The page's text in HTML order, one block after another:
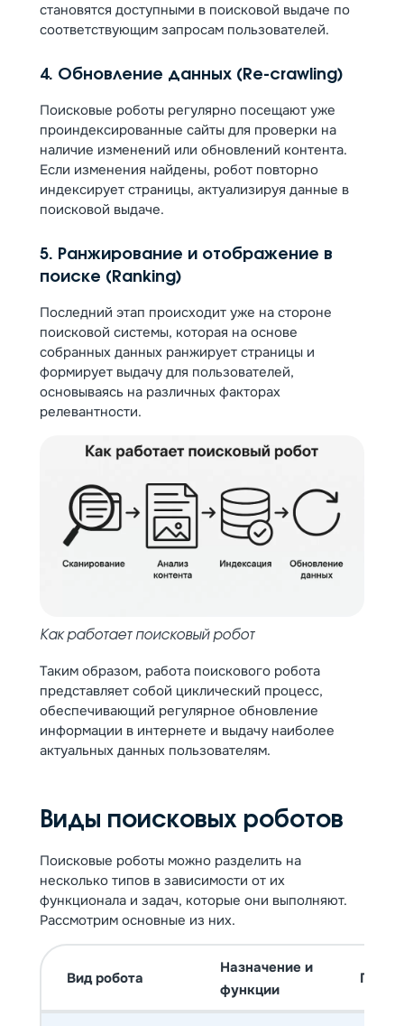
становятся доступными в поисковой выдаче по
соответствующим запросам пользователей.
4. Обновление данных (Re-crawling)
Поисковые роботы регулярно посещают уже
проиндексированные сайты для проверки на
наличие изменений или обновлений контента.
Если изменения найдены, робот повторно
индексирует страницы, актуализируя данные в
поисковой выдаче.
5. Ранжирование и отображение в
поиске (Ranking)
Последний этап происходит уже на стороне
поисковой системы, которая на основе
собранных данных ранжирует страницы и
формирует выдачу для пользователей,
основываясь на различных факторах
релевантности.
Как работает поисковый робот
Таким образом, работа поискового робота
представляет собой циклический процесс,
обеспечивающий регулярное обновление
информации в интернете и выдачу наиболее
актуальных данных пользователям.
Виды поисковых роботов
Поисковые роботы можно разделить на
несколько типов в зависимости от их
функционала и задач, которые они выполняют.
Рассмотрим основные из них.
Вид робота
Назначение и
функции